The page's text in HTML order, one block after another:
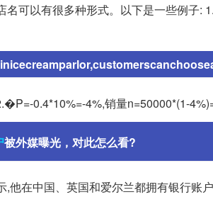
名可以有很多种形式。以下是一些例子:
0.4*10%=-4%,销量n=50000*(1-
被外媒曝光，对此怎么看?
,他在中国、英国和爱尔兰都拥有银行账